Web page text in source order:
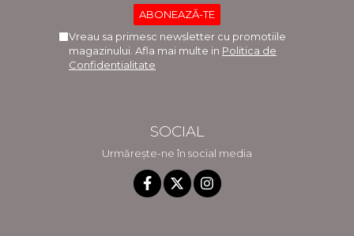
Vreau sa primesc newsletter cu promotiile
magazinului. Afla mai multe in Politica de
Confidentialitate
SOCIAL
Urmărește-ne în social media